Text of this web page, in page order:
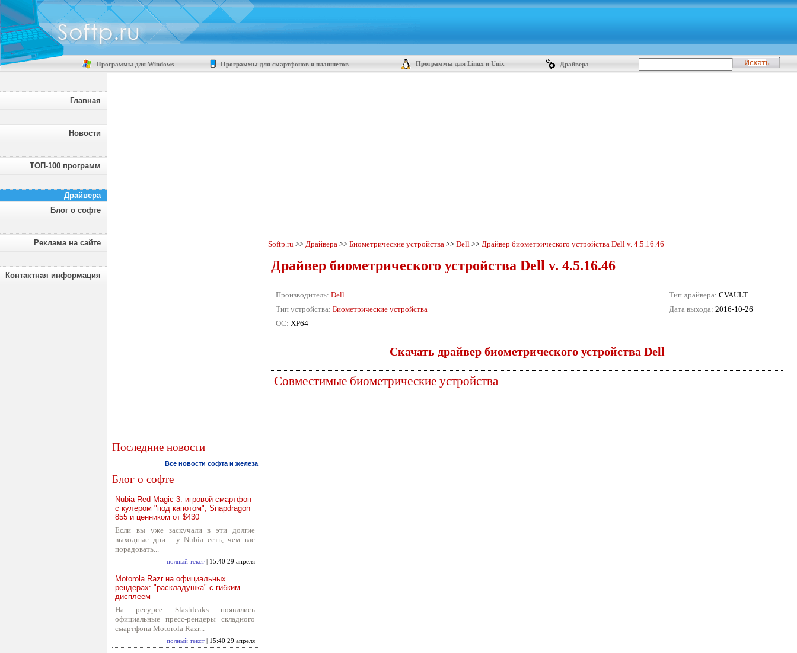
Программы для Windows Программы для смартфонов и планшетов Программы для Linux и Unix Драйвера
Главная
Новости
ТОП-100 программ
Драйвера
Блог о софте
Реклама на сайте
Контактная информация
Последние новости
Все новости софта и железа
Блог о софте
Nubia Red Magic 3: игровой смартфон
с кулером "под капотом", Snapdragon
855 и ценником от $430
Если вы уже заскучали в эти долгие
выходные дни - у Nubia есть, чем вас
порадовать...
полный текст | 15:40 29 апреля
Motorola Razr на официальных
рендерах: "раскладушка" с гибким
дисплеем
На ресурсе Slashleaks появились
официальные пресс-рендеры складного
смартфона Motorola Razr...
полный текст | 15:40 29 апреля
Softp.ru >> Драйвера >> Биометрические устройства >> Dell >> Драйвер биометрического устройства Dell v. 4.5.16.46
Драйвер биометрического устройства Dell v. 4.5.16.46
Производитель: Dell
Тип устройства: Биометрические устройства
ОС: XP64
Тип драйвера: CVAULT
Дата выхода: 2016-10-26
Скачать драйвер биометрического устройства Dell
Совместимые биометрические устройства